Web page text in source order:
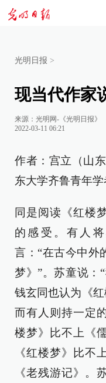
光明日报 >
现当代作家
来源： 光明网-《光明日报》
2022-03-11 06:21
作者：宫立（山
东大学齐鲁青年学
同是阅读《红楼
的感受。有人
言：“在古今中外
梦》”。苏童说：
钱玄同也认为《红
而有人则持一定
楼梦》比不上《
《红楼梦》比不
《老残游记》。